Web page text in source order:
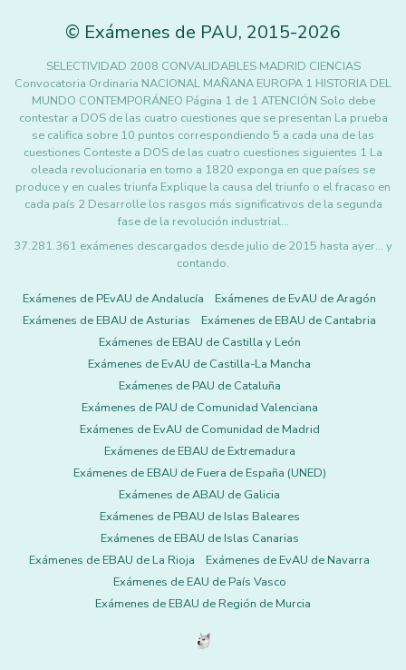
© Exámenes de PAU, 2015-2026
SELECTIVIDAD 2008 CONVALIDABLES MADRID CIENCIAS
Convocatoria Ordinaria NACIONAL MAÑANA EUROPA 1 HISTORIA DEL
MUNDO CONTEMPORÁNEO Página 1 de 1 ATENCIÓN Solo debe
contestar a DOS de las cuatro cuestiones que se presentan La prueba
se califica sobre 10 puntos correspondiendo 5 a cada una de las
cuestiones Conteste a DOS de las cuatro cuestiones siguientes 1 La
oleada revolucionaria en tomo a 1820 exponga en que países se
produce y en cuales triunfa Explique la causa del triunfo o el fracaso en
cada país 2 Desarrolle los rasgos más significativos de la segunda
fase de la revolución industrial…
37.281.361 exámenes descargados desde julio de 2015 hasta ayer... y
contando.
Exámenes de PEvAU de Andalucía
Exámenes de EvAU de Aragón
Exámenes de EBAU de Asturias
Exámenes de EBAU de Cantabria
Exámenes de EBAU de Castilla y León
Exámenes de EvAU de Castilla-La Mancha
Exámenes de PAU de Cataluña
Exámenes de PAU de Comunidad Valenciana
Exámenes de EvAU de Comunidad de Madrid
Exámenes de EBAU de Extremadura
Exámenes de EBAU de Fuera de España (UNED)
Exámenes de ABAU de Galicia
Exámenes de PBAU de Islas Baleares
Exámenes de EBAU de Islas Canarias
Exámenes de EBAU de La Rioja
Exámenes de EvAU de Navarra
Exámenes de EAU de País Vasco
Exámenes de EBAU de Región de Murcia